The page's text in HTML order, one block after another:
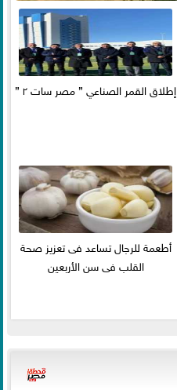
إطلاق القمر الصناعي ” مصر سات ٢ ”
أطعمة للرجال تساعد فى تعزيز صحة
القلب فى سن الأربعين